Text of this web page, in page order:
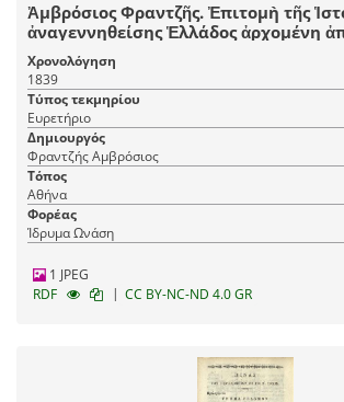
Ἀμβρόσιος Φραντζῆς. Ἐπιτομὴ τῆς
ἀναγεννηθείσης Ἑλλάδος ἀρχομένη
1715, καὶ λήγουσα τὸ 1835..., Ἀθήνα, τ.
Τυπογραφίας Ἡ Βιτώρια τοῦ Κωνστ.
συντροφίας, 1839, τ. Γ´-Δ´, ἐκ τῆς
Ράλλη, 1841.
Χρονολόγηση
1839
Τύπος τεκμηρίου
Ευρετήριο
Δημιουργός
Φραντζής Αμβρόσιος
Τόπος
Αθήνα
Φορέας
Ίδρυμα Ωνάση
1 JPEG
RDF
| CC BY-NC-ND 4.0 GR